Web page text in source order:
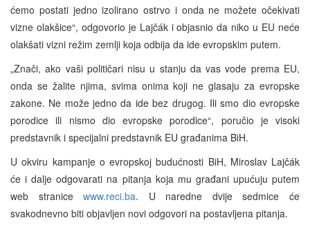
ćemo postati jedno izolirano ostrvo i onda ne možete očekivati
vizne olakšice“, odgovorio je Lajčák i objasnio da niko u EU neće
olakšati vizni režim zemlji koja odbija da ide evropskim putem.
„Znači, ako vaši političari nisu u stanju da vas vode prema EU,
onda se žalite njima, svima onima koji ne glasaju za evropske
zakone. Ne može jedno da ide bez drugog. Ili smo dio evropske
porodice ili nismo dio evropske porodice“, poručio je visoki
predstavnik i specijalni predstavnik EU građanima BiH.
U okviru kampanje o evropskoj budućnosti BiH, Miroslav Lajčák
će i dalje odgovarati na pitanja koja mu građani upućuju putem
web stranicewww.reci.ba. U naredne dvije sedmice će
svakodnevno biti objavljen novi odgovori na postavljena pitanja.